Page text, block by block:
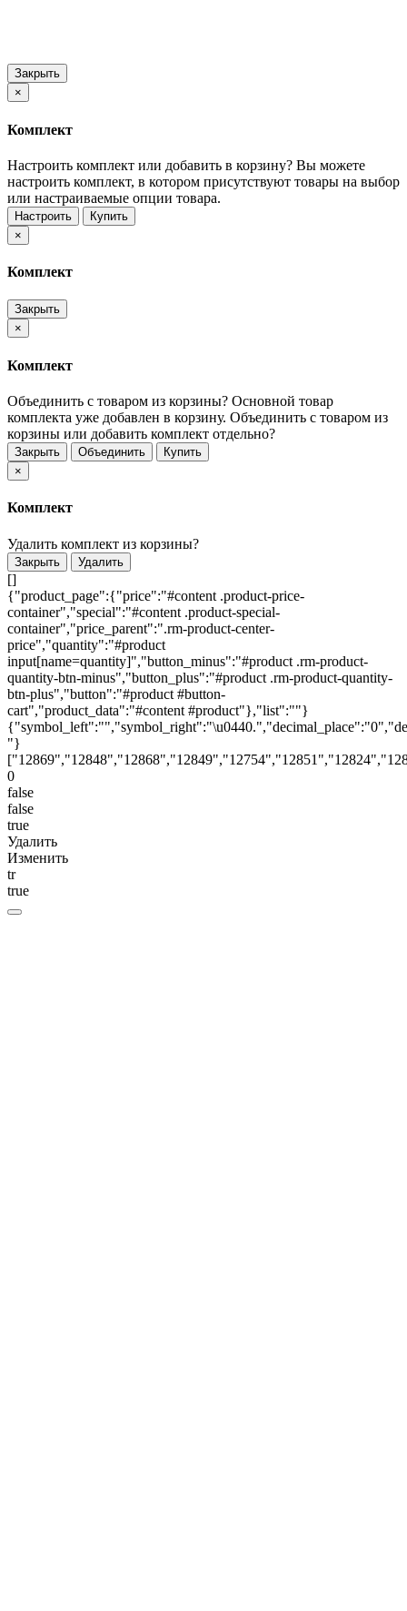
Закрыть
×
Комплект
Настроить комплект или добавить в корзину? Вы можете
настроить комплект, в котором присутствуют товары на выбор
или настраиваемые опции товара.
Настроить
Купить
×
Комплект
Закрыть
×
Комплект
Объединить с товаром из корзины? Основной товар
комплекта уже добавлен в корзину. Объединить с товаром из
корзины или добавить комплект отдельно?
Закрыть Объединить
Купить
×
Комплект
Удалить комплект из корзины?
Закрыть Удалить
[]
{"product_page":{"price":"#content .product-price-
container","special":"#content .product-special-
container","price_parent":".rm-product-center-
price","quantity":"#product
input[name=quantity]","button_minus":"#product .rm-product-
quantity-btn-minus","button_plus":"#product .rm-product-quantity-
btn-plus","button":"#product #button-
cart","product_data":"#content #product"},"list":""}
"}
0
false
false
true
Удалить
Изменить
tr
true